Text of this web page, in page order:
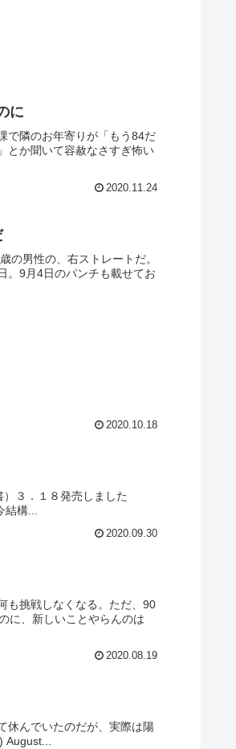
に
で隣のお年寄りが「もう84だ
とか聞いて容赦なさすぎ怖い
2020.11.24
の男性の、右ストレートだ。
。9月4日のパンチも載せてお
2020.10.18
３．１８発売しました
結構...
2020.09.30
も挑戦しなくなる。ただ、90
に、新しいことやらんのは
2020.08.19
休んでいたのだが、実際は陽
August...